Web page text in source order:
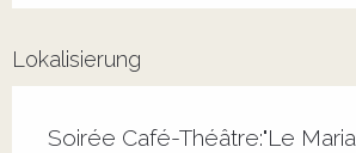
Lokalisierung
Soirée Café-Théâtre:"Le